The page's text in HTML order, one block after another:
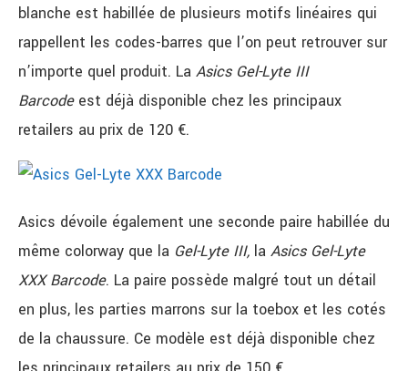
blanche est habillée de plusieurs motifs linéaires qui
rappellent les codes-barres que l’on peut retrouver sur
n’importe quel produit. La Asics Gel-Lyte III
Barcode est déjà disponible chez les principaux
retailers au prix de 120 €.
Asics dévoile également une seconde paire habillée du
même colorway que la Gel-Lyte III, la Asics Gel-Lyte
XXX Barcode. La paire possède malgré tout un détail
en plus, les parties marrons sur la toebox et les cotés
de la chaussure. Ce modèle est déjà disponible chez